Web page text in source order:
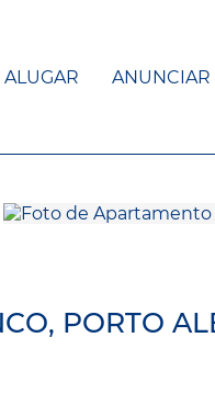
ALUGAR ANUNCIAR
PORTO